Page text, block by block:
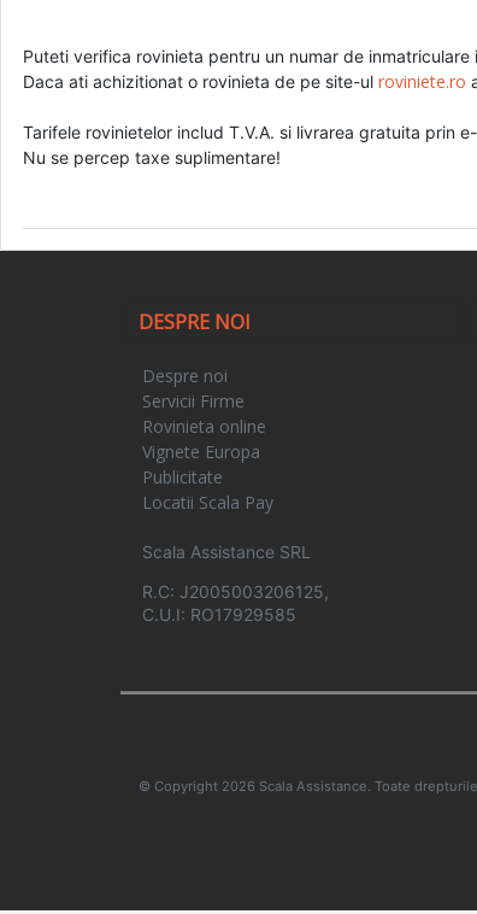
Puteti verifica rovinieta pentru un numar de inmatriculare
Daca ati achizitionat o rovinieta de pe site-ul roviniete.ro
Tarifele rovinietelor includ T.V.A. si livrarea gratuita prin
Nu se percep taxe suplimentare!
DESPRE NOI
Despre noi
Servicii Firme
Rovinieta online
Vignete Europa
Publicitate
Locatii Scala Pay
Scala Assistance SRL
R.C: J2005003206125,
C.U.I: RO17929585
© Copyright 2026 Scala Assistance. Toate